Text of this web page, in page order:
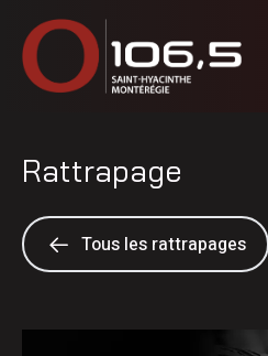
Rattrapage
Tous les rattrapages